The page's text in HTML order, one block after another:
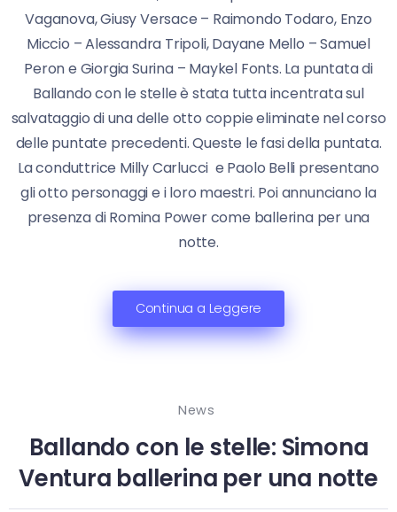
Vaganova, Giusy Versace – Raimondo Todaro, Enzo
Miccio – Alessandra Tripoli, Dayane Mello – Samuel
Peron e Giorgia Surina – Maykel Fonts. La puntata di
Ballando con le stelle è stata tutta incentrata sul
salvataggio di una delle otto coppie eliminate nel corso
delle puntate precedenti. Queste le fasi della puntata.
La conduttrice Milly Carlucci e Paolo Belli presentano
gli otto personaggi e i loro maestri. Poi annunciano la
presenza di Romina Power come ballerina per una
notte.
Continua a Leggere
News
Ballando con le stelle: Simona
Ventura ballerina per una notte